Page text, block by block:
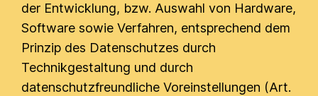
der Entwicklung, bzw. Auswahl von Hardware,
Software sowie Verfahren, entsprechend dem
Prinzip des Datenschutzes durch
Technikgestaltung und durch
datenschutzfreundliche Voreinstellungen (Art.